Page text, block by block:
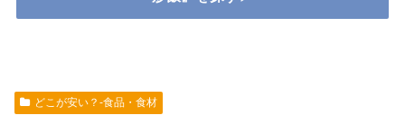
どこが安い？-食品・食材